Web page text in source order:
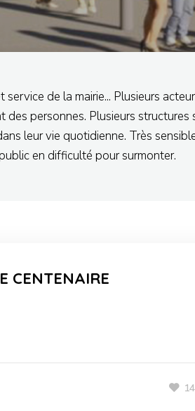
de la mairie... Plusieurs
personnes. Plusieurs
leur vie quotidienne. Très
en difficulté pour surmonter.
CENTENAIRE